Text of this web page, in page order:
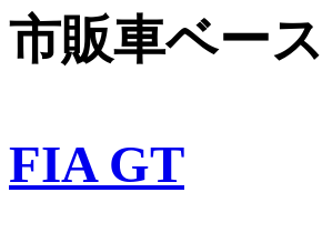
市販車ベース
FIA GT